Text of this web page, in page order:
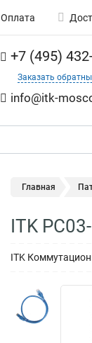
Оплата
+7 (495)
Заказать
info@itk-
Главная
ITK
ITK